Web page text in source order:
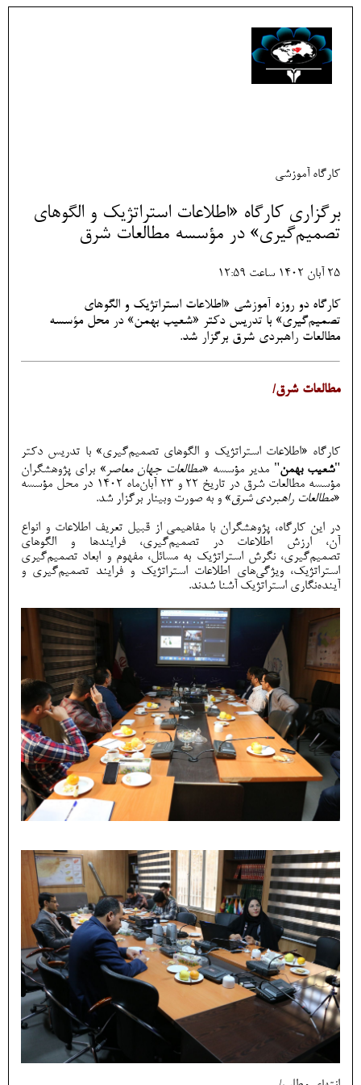
کارگاه آموزشی
برگزاری کارگاه «اطلاعات استراتژیک و الگوهای
تصمیم‌گیری» در مؤسسه مطالعات شرق
25 آبان 1402 ساعت 12:59
کارگاه دو روزه آموزشی «اطلاعات استراتژیک و الگوهای
تصمیم‌گیری» با تدریس دکتر «شعیب بهمن» در محل مؤسسه
مطالعات راهبردی شرق برگزار شد.
مطالعات شرق/
کارگاه «اطلاعات استراتژیک و الگوهای تصمیم‌گیری» با تدریس دکتر
"شعیب بهمن" مدیر مؤسسه «مطالعات جهان معاصر » برای پژوهشگران
مؤسسه مطالعات شرق در تاریخ 22 و 23 آبان‌ماه 1402 در محل مؤسسه
«مطالعات راهبردی شرق» و به صورت وبینار برگزار شد.
در این کارگاه، پژوهشگران با مفاهیمی از قبیل تعریف اطلاعات و انواع
آن، ارزش اطلاعات در تصمیم‌گیری، فرایندها و الگوهای
تصمیم‌گیری، نگرش استراتژیک به مسائل، مفهوم و ابعاد تصمیم‌گیری
استراتژیک، ویژگی‌های اطلاعات استراتژیک و فرایند تصمیم‌گیری و
آینده‌نگاری استراتژیک آشنا شدند.